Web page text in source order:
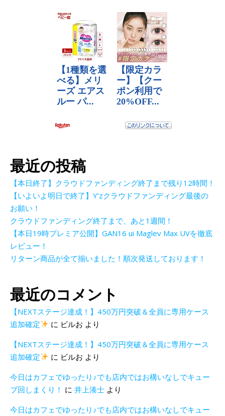
最近の投稿
【本日終了】クラウドファンディング終了まで残り12時間！
【いよいよ明日で終了】Y’zクラウドファンディング最後の
お願い！
クラウドファンディング終了まで、あと1週間！
【本日19時プレミア公開】GAN16 ui Maglev Max UVを徹底
レビュー！
リターン商品が全て揃いました！順次発送しております！
最近のコメント
【NEXTステージ達成！】450万円突破＆全員に専用ケース
追加確定
に ビルお より
【NEXTステージ達成！】450万円突破＆全員に専用ケース
追加確定
に ビルお より
今日はカフェでゆったり♪でも店内ではお構いなしでキュー
ブ回しまくり！ に 井上湊士 より
今日はカフェでゆったり♪でも店内ではお構いなしでキュー